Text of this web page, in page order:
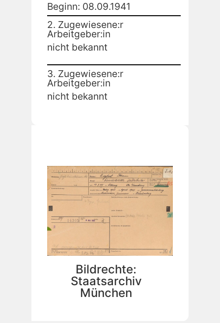
Beginn: 08.09.1941
2. Zugewiesene:r
Arbeitgeber:in
nicht bekannt
3. Zugewiesene:r
Arbeitgeber:in
nicht bekannt
Bildrechte:
Staatsarchiv
München